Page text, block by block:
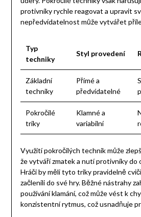
protivníky rychle reagovat a upravit
nepředvídatelnost může vytvářet
Typ
techniky
Styl provedení
Základní
techniky
Přímé a
předvídatelné
Pokročilé
triky
Klamné a
variabilní
Využití pokročilých technik může
že vytváří zmatek a nutí protivníky do
Hráči by měli tyto triky pravidelně
začlenili do své hry. Běžné nástrahy
používání klamání, což může vést k
konzistentní rytmus, což usnadňuje